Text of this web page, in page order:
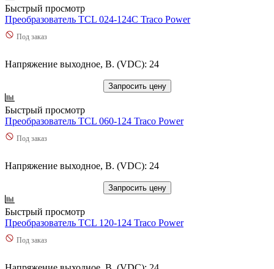
Быстрый просмотр
Преобразователь TCL 024-124C Traco Power
Под заказ
Напряжение выходное, В. (VDC): 24
Запросить цену
Быстрый просмотр
Преобразователь TCL 060-124 Traco Power
Под заказ
Напряжение выходное, В. (VDC): 24
Запросить цену
Быстрый просмотр
Преобразователь TCL 120-124 Traco Power
Под заказ